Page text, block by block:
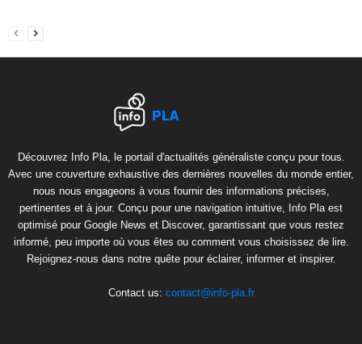
Découvrez Info Pla, le portail d'actualités généraliste conçu pour tous.
Avec une couverture exhaustive des dernières nouvelles du monde entier,
nous nous engageons à vous fournir des informations précises,
pertinentes et à jour. Conçu pour une navigation intuitive, Info Pla est
optimisé pour Google News et Discover, garantissant que vous restez
informé, peu importe où vous êtes ou comment vous choisissez de lire.
Rejoignez-nous dans notre quête pour éclairer, informer et inspirer.
Contact us: contact@info-pla.fr